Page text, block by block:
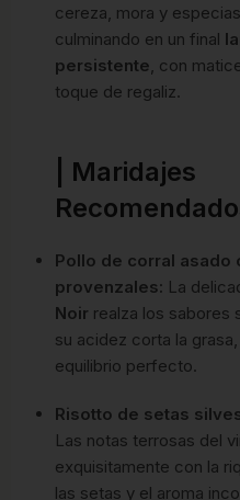
cereza, mora y
culminando en un final
persistente, con
toque de regaliz.
| Maridajes
Pollo de corral asado
provenzales: La
Noir realza los sabores
su acidez corta la
equilibrio perfecto.
Risotto de setas
Las notas terrosas del
exquisitamente con la
las setas y el aroma